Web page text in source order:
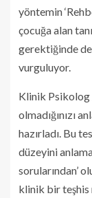
yöntemin
çocuğa alan
gerektiğinde
vurguluyor.
Klinik Psikolog
olmadığınızı
hazırladı. Bu
düzeyini
sorularından’
klinik bir teşhis